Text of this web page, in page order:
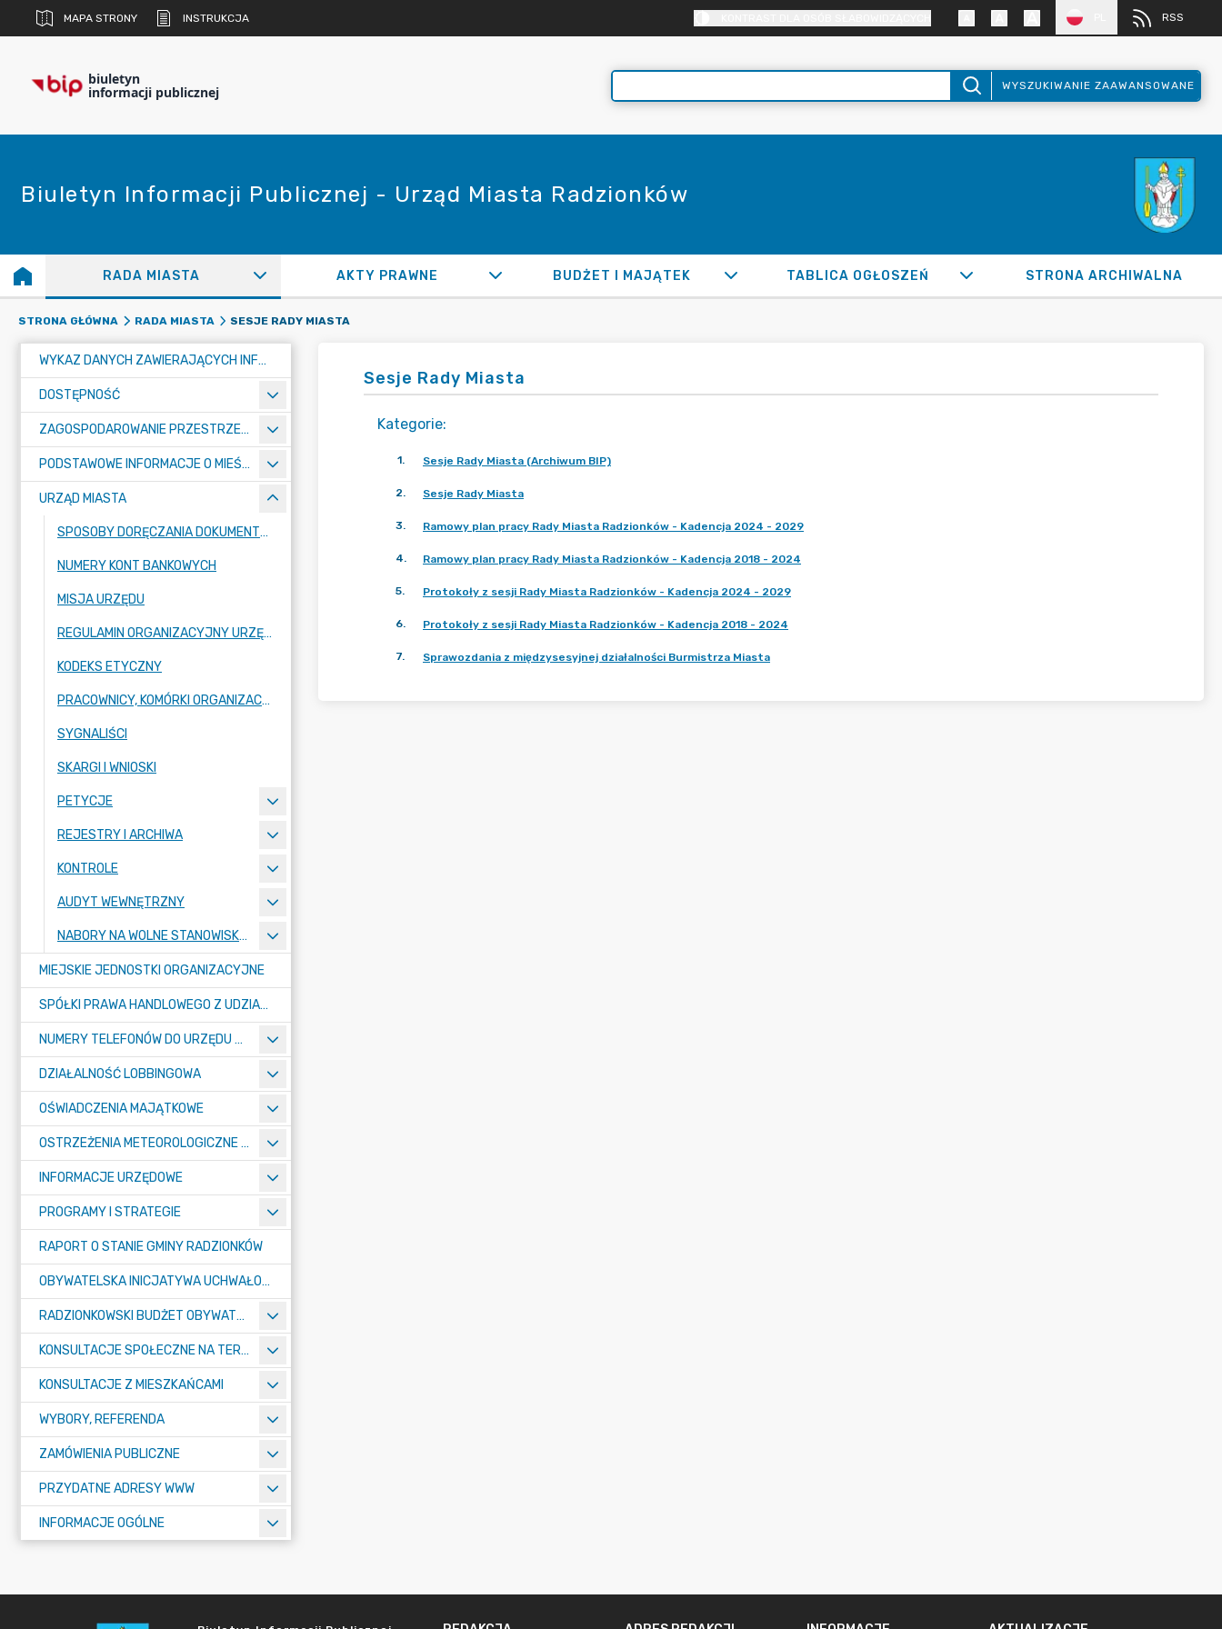
MAPA STRONY INSTRUKCJA RSS
biuletyn
informacji publicznej WYSZUKIWANIE ZAAWANSOWANE
Biuletyn Informacji Publicznej - Urząd Miasta Radzionków
RADA MIASTA AKTY PRAWNE BUDŻET I MAJĄTEK TABLICA OGŁOSZEŃ STRONA ARCHIWALNA
STRONA GŁÓWNA RADA MIASTA SESJE RADY MIASTA
WYKAZ DANYCH ZAWIERAJĄCYCH INFORMACJE O ŚRODOWISKU I JEGO OCHRONIE
DOSTĘPNOŚĆ
ZAGOSPODAROWANIE PRZESTRZENNE
PODSTAWOWE INFORMACJE O MIEŚCIE
URZĄD MIASTA
SPOSOBY DORĘCZANIA DOKUMENTÓW DO URZĘDU MIASTA RADZIONKÓW
NUMERY KONT BANKOWYCH
MISJA URZĘDU
REGULAMIN ORGANIZACYJNY URZĘDU
KODEKS ETYCZNY
PRACOWNICY, KOMÓRKI ORGANIZACYJNE URZĘDU
SYGNALIŚCI
SKARGI I WNIOSKI
PETYCJE
REJESTRY I ARCHIWA
KONTROLE
AUDYT WEWNĘTRZNY
NABORY NA WOLNE STANOWISKA PRACY
MIEJSKIE JEDNOSTKI ORGANIZACYJNE
SPÓŁKI PRAWA HANDLOWEGO Z UDZIAŁEM GMINY
NUMERY TELEFONÓW DO URZĘDU MIASTA, MIEJSKICH JEDNOSTEK ORGANIZACYJNYCH ORAZ SPÓŁEK PRAWA HANDLOWEGO Z UDZIAŁEM GMINY
DZIAŁALNOŚĆ LOBBINGOWA
OŚWIADCZENIA MAJĄTKOWE
OSTRZEŻENIA METEOROLOGICZNE O ZŁYM STANIE POWIETRZA I INNE
INFORMACJE URZĘDOWE
PROGRAMY I STRATEGIE
RAPORT O STANIE GMINY RADZIONKÓW
OBYWATELSKA INICJATYWA UCHWAŁODAWCZA
RADZIONKOWSKI BUDŻET OBYWATELSKI
KONSULTACJE SPOŁECZNE NA TERENIE MIASTA RADZIONKÓW
KONSULTACJE Z MIESZKAŃCAMI
WYBORY, REFERENDA
ZAMÓWIENIA PUBLICZNE
PRZYDATNE ADRESY WWW
INFORMACJE OGÓLNE
Sesje Rady Miasta
Kategorie:
1. Sesje Rady Miasta (Archiwum BIP)
2. Sesje Rady Miasta
3. Ramowy plan pracy Rady Miasta Radzionków - Kadencja 2024 - 2029
4. Ramowy plan pracy Rady Miasta Radzionków - Kadencja 2018 - 2024
5. Protokoły z sesji Rady Miasta Radzionków - Kadencja 2024 - 2029
6. Protokoły z sesji Rady Miasta Radzionków - Kadencja 2018 - 2024
7. Sprawozdania z międzysesyjnej działalności Burmistrza Miasta